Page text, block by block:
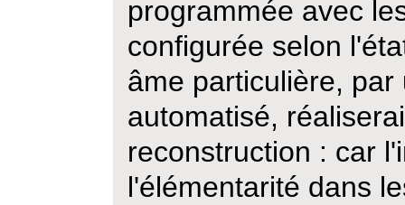
programmée avec
configurée selon
âme particulière,
automatisé,
reconstruction : car
l'élémentarité dans